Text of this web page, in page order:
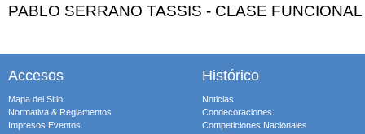
PABLO SERRANO TASSIS - CLASE
Accesos
Mapa del Sitio
Normativa & Reglamentos
Impresos Eventos
Histórico
Noticias
Condecoraciones
Competiciones Nacionales